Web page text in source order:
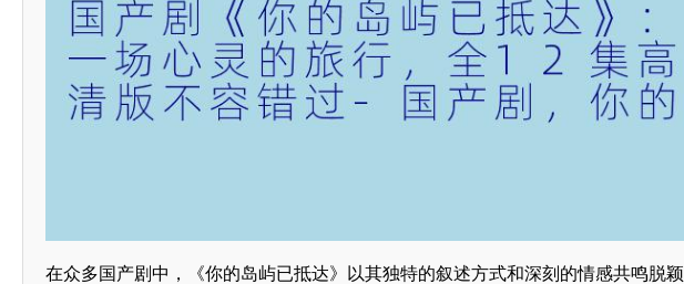
在众多国产剧中，《你的岛屿已抵达》以其独特的叙述方式和深刻的情感共鸣脱颖